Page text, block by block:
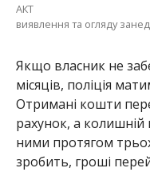
АКТ
виявлення та огляду
Якщо власник не
місяців, поліція
Отримані кошти
рахунок, а колишній
ними протягом
зробить, гроші